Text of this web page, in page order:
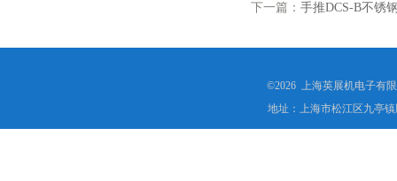
下一篇： 手推DCS-B不锈
©2026 上海英展机电子有
地址：上海市松江区九亭镇